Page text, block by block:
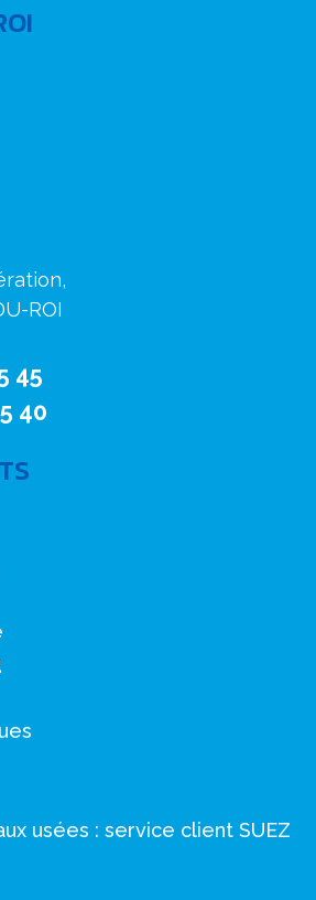
ROI
45
40
usées : service client SUEZ